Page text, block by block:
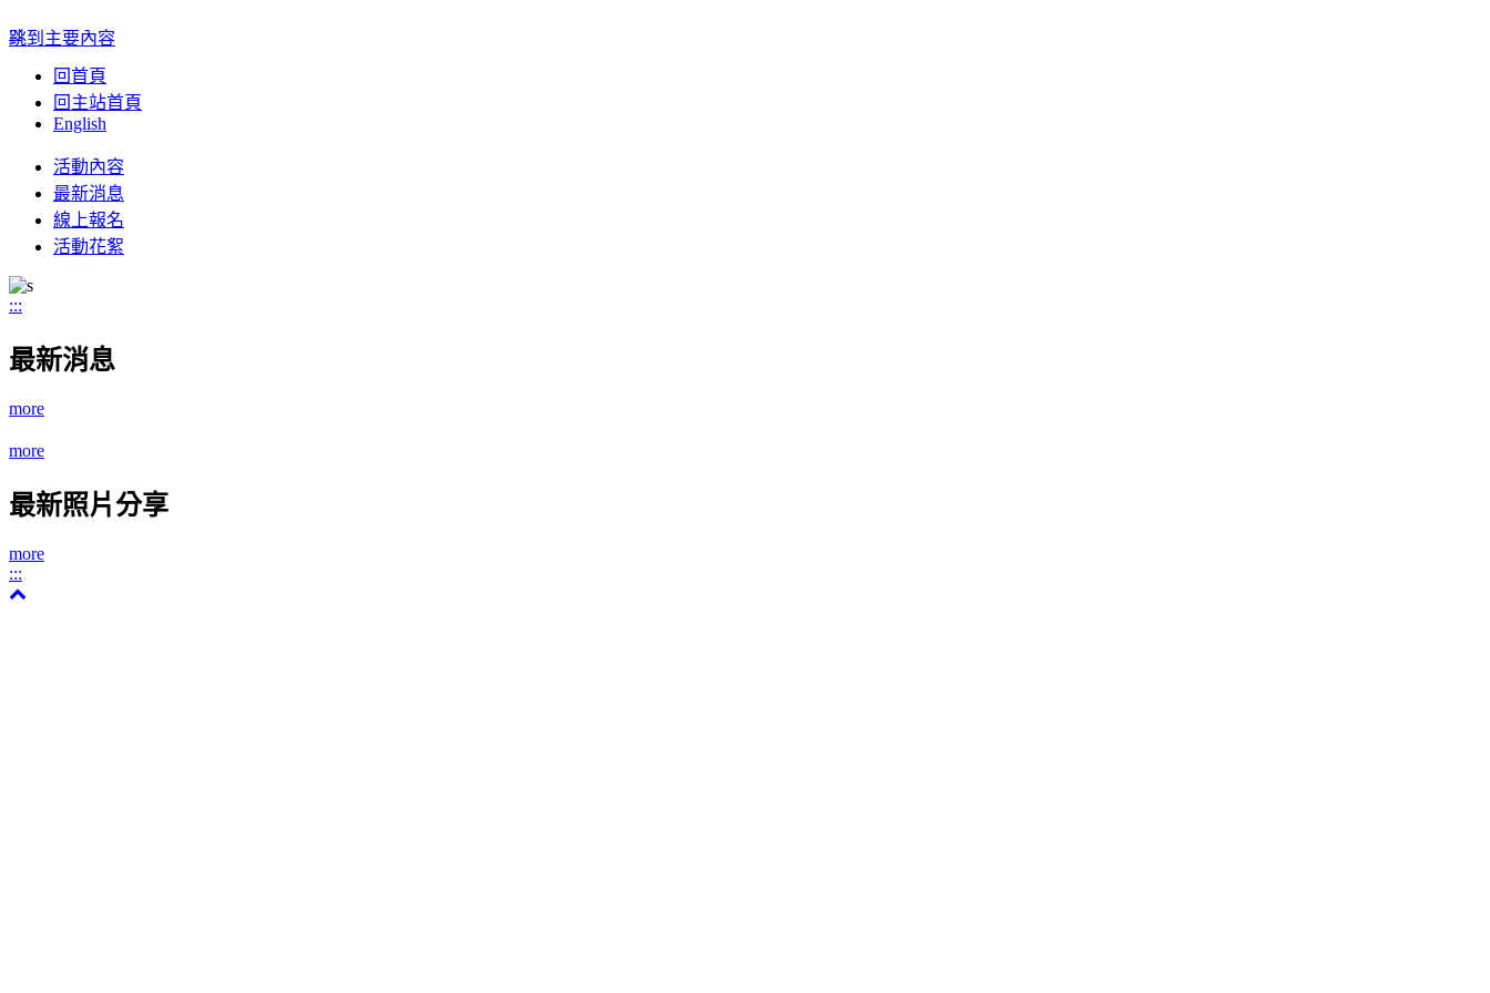
跳到主要內容
:::
回首頁
回主站首頁
English
Toggle
navigation
活動內容
最新消息
線上報名
活動花絮
:::
最新消息
more
more
最新照片分享
more
:::